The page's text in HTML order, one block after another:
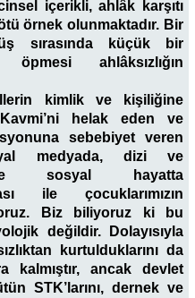
içerikli, ahlâk karşıtı
örnek olunmaktadır. Bir
sırasında küçük bir
ahlâksızlığın
kimlik ve kişiliğine
helak eden ve
sebebiyet veren
medyada, dizi ve
sosyal hayatta
ile çocuklarımızın
Biz biliyoruz ki bu
değildir. Dolayısıyla
kurtulduklarını da
kalmıştır, ancak devlet
STK’larını, dernek ve